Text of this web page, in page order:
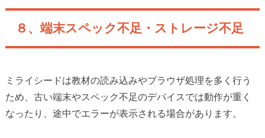
８、端末スペック不足・ストレージ不足
ミライシードは教材の読み込みやブラウザ処理を多く行う
ため、古い端末やスペック不足のデバイスでは動作が重く
なったり、途中でエラーが表示される場合があります。